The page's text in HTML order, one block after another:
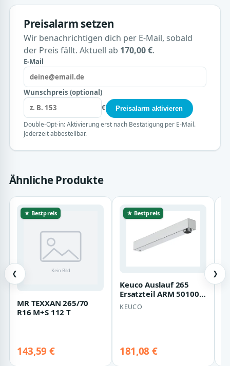
Preisalarm setzen
Wir benachrichtigen dich per E-Mail, sobald
der Preis fällt. Aktuell ab 170,00 €.
E-Mail
Wunschpreis (optional)
€
Preisalarm aktivieren
Double-Opt-in: Aktivierung erst nach Bestätigung per E-Mail.
Jederzeit abbestellbar.
Ähnliche Produkte
❮
★ Bestpreis
MR TEXXAN 265/70
R16 M+S 112 T
143,59 €
★ Bestpreis
Keuco Auslauf 265
Ersatzteil ARM 50100
verchromt,
50100010785
KEUCO
181,08 €
❯